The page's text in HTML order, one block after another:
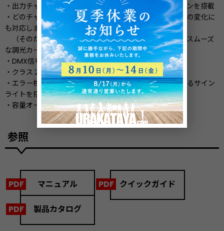
・出力チャンネルごとにフラッシュボタン、機能停止ボタンを搭載
・どのチャンネルが最初に点灯するかによる電力バランスの変化に
も対応します。
（そのため、点きはじめから消えきりまで、なめらかでスムーズ
な調光カーブのご提供が可能です。）
・DMX信号が途絶えたのオプション機能付き
・クラス２出力機能
・エラー検知機能や、回路がショートした際などに点灯するサイン
ライトを搭載。
・容量オーバーや低電流などをお知らせします。
参照
マニュアル クイックガイド
製品カタログ